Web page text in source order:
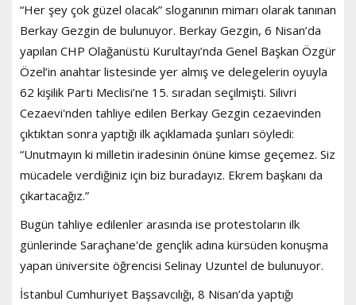
“Her şey çok güzel olacak” sloganının mimarı olarak tanınan
Berkay Gezgin de bulunuyor. Berkay Gezgin, 6 Nisan’da
yapılan CHP Olağanüstü Kurultayı’nda Genel Başkan Özgür
Özel’in anahtar listesinde yer almış ve delegelerin oyuyla
62 kişilik Parti Meclisi’ne 15. sıradan seçilmişti. Silivri
Cezaevi'nden tahliye edilen Berkay Gezgin cezaevinden
çıktıktan sonra yaptığı ilk açıklamada şunları söyledi:
“Unutmayın ki milletin iradesinin önüne kimse geçemez. Siz
mücadele verdiğiniz için biz buradayız. Ekrem başkanı da
çıkartacağız.”
Bugün tahliye edilenler arasında ise protestoların ilk
günlerinde Saraçhane'de gençlik adına kürsüden konuşma
yapan üniversite öğrencisi Selinay Uzuntel de bulunuyor.
İstanbul Cumhuriyet Başsavcılığı, 8 Nisan’da yaptığı